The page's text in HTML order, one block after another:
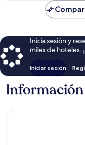
Inicia sesión y
miles de hoteles.
Iniciar sesión
Información